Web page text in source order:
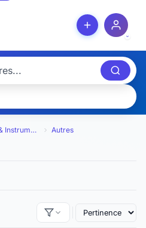
Musique & Instruments Autres